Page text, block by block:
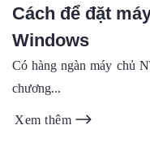
Cách để đặt
Windows
Có hàng ngàn máy chủ
chương...
Xem thêm